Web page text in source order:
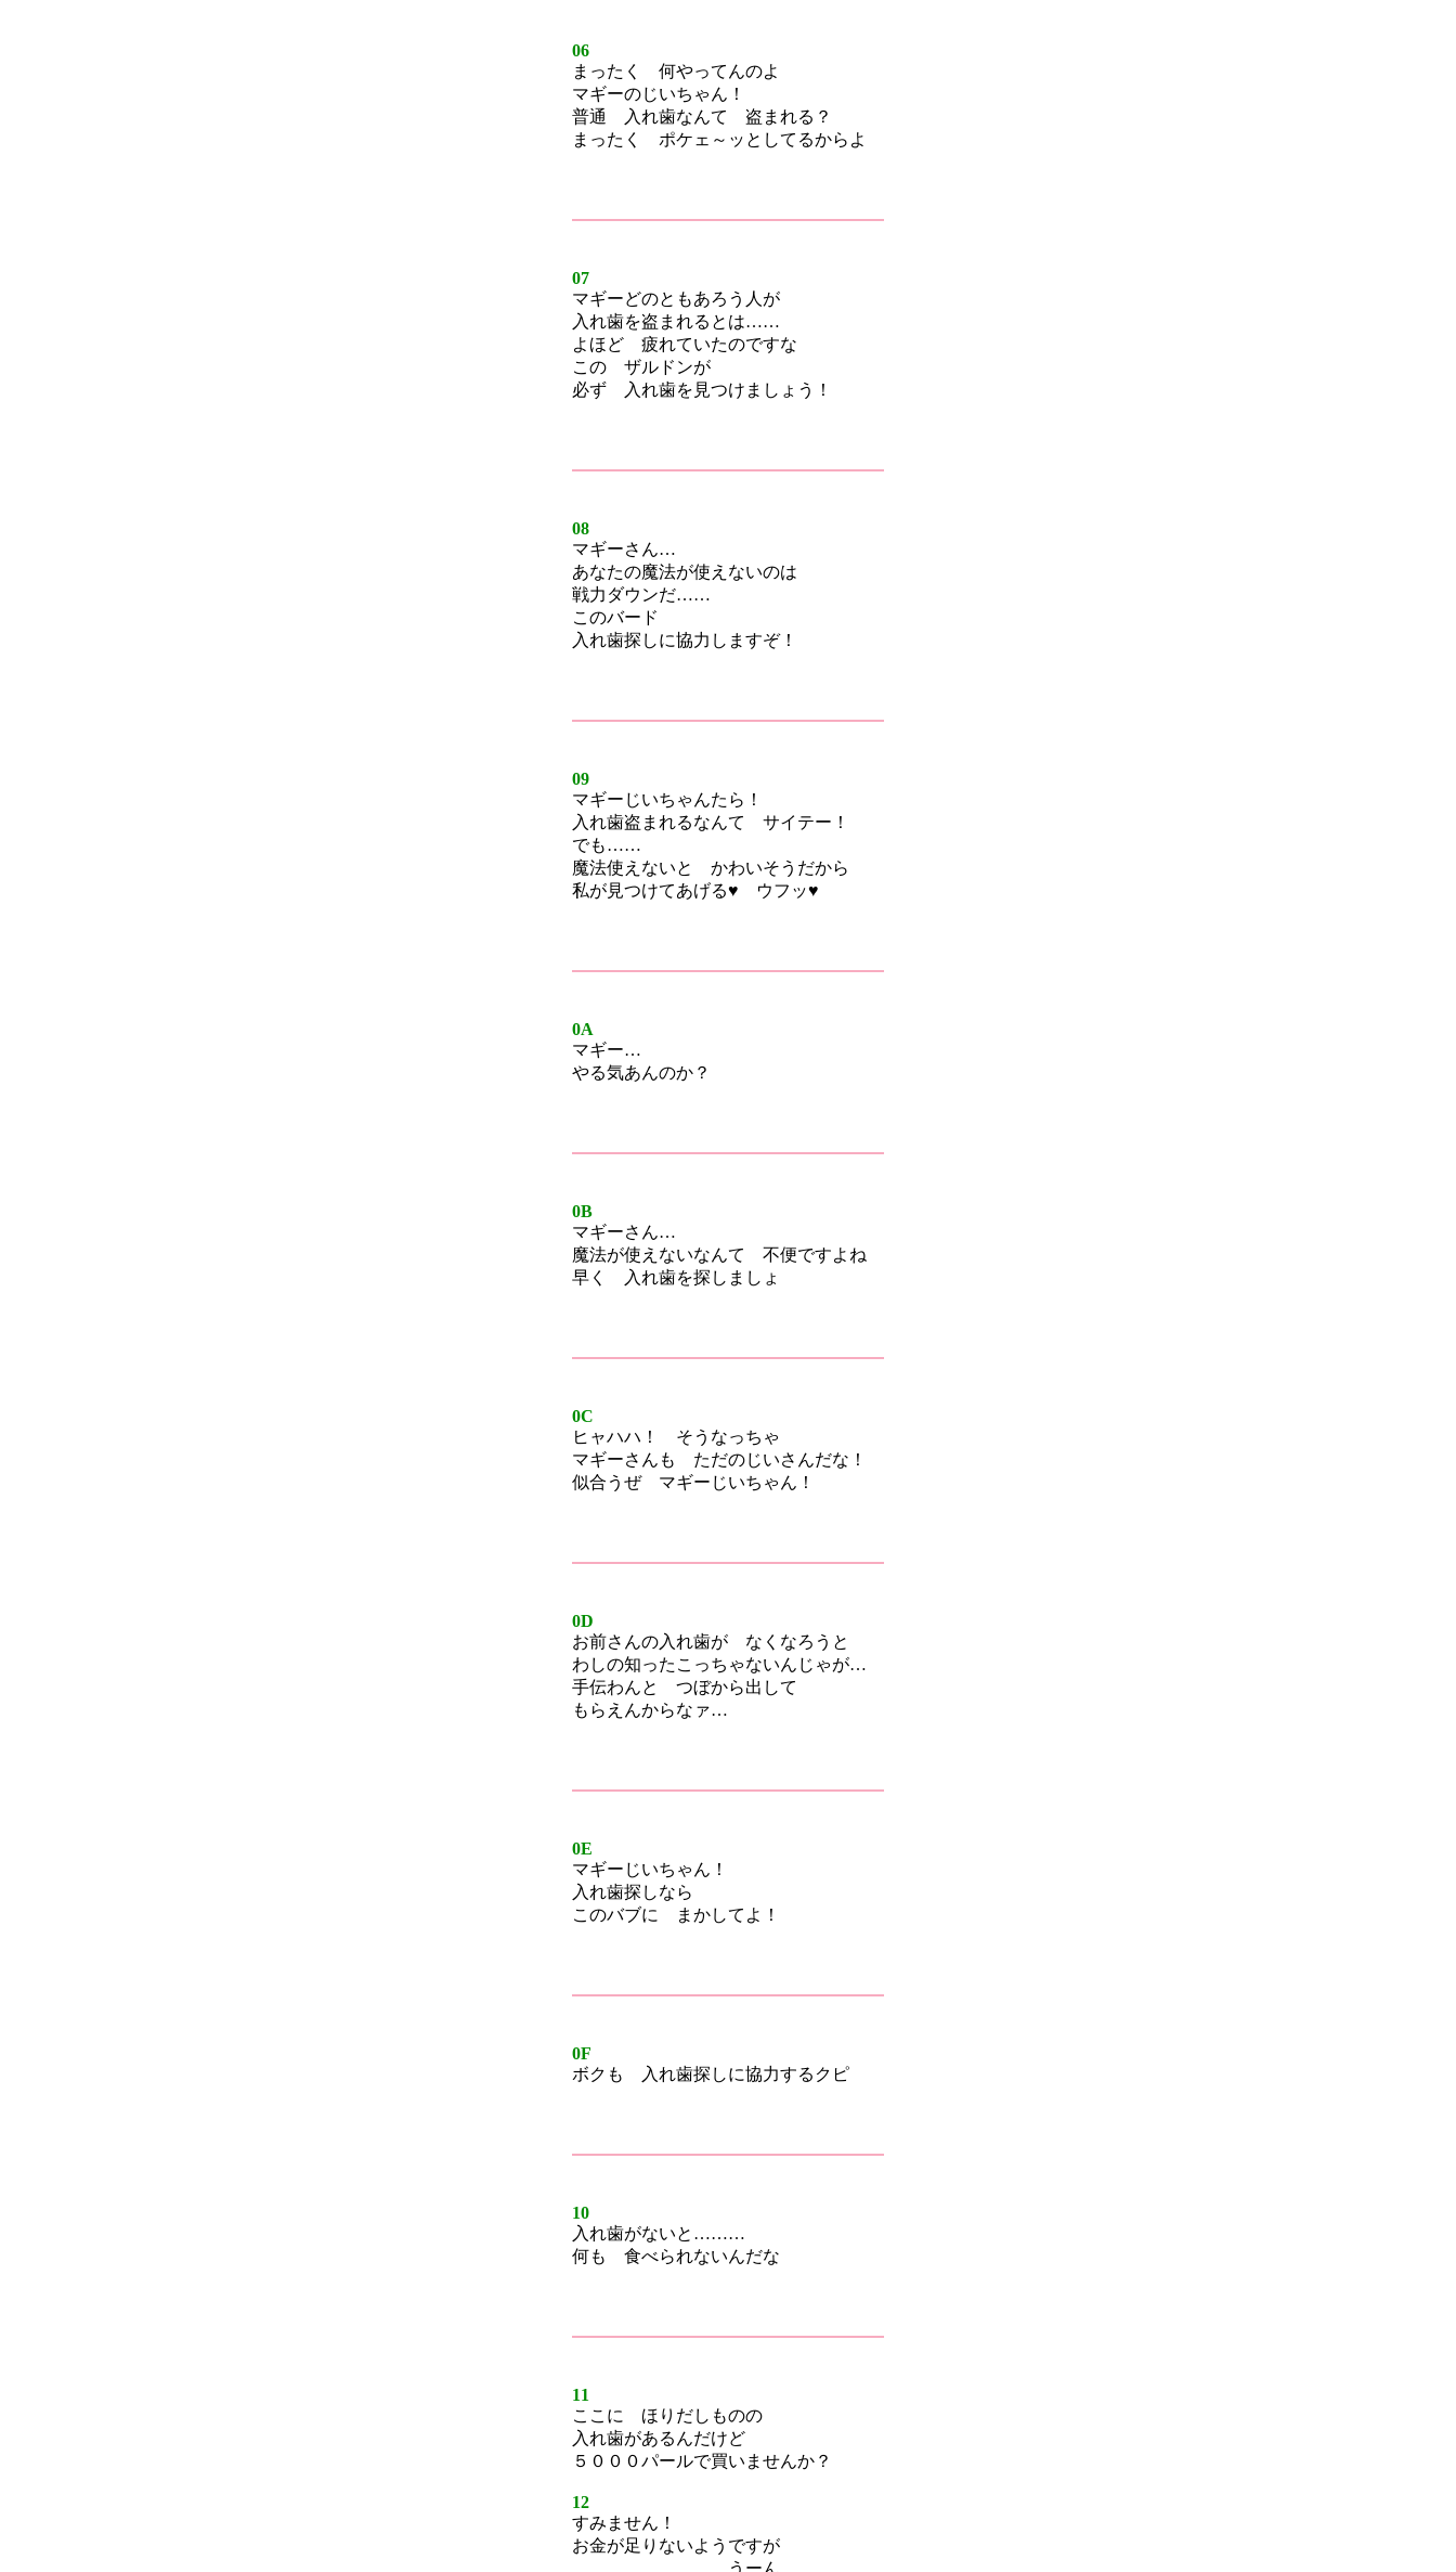
06
まったく 何やってんのよ
マギーのじいちゃん！
普通 入れ歯なんて 盗まれる？
まったく ポケェ～ッとしてるからよ
07
マギーどのともあろう人が
入れ歯を盗まれるとは……
よほど 疲れていたのですな
この ザルドンが
必ず 入れ歯を見つけましょう！
08
マギーさん…
あなたの魔法が使えないのは
戦力ダウンだ……
このバード
入れ歯探しに協力しますぞ！
09
マギーじいちゃんたら！
入れ歯盗まれるなんて サイテー！
でも……
魔法使えないと かわいそうだから
私が見つけてあげる♥ ウフッ♥
0A
マギー…
やる気あんのか？
0B
マギーさん…
魔法が使えないなんて 不便ですよね
早く 入れ歯を探しましょ
0C
ヒャハハ！ そうなっちゃ
マギーさんも ただのじいさんだな！
似合うぜ マギーじいちゃん！
0D
お前さんの入れ歯が なくなろうと
わしの知ったこっちゃないんじゃが…
手伝わんと つぼから出して
もらえんからなァ…
0E
マギーじいちゃん！
入れ歯探しなら
このバブに まかしてよ！
0F
ボクも 入れ歯探しに協力するクピ
10
入れ歯がないと………
何も 食べられないんだな
11
ここに ほりだしものの
入れ歯があるんだけど
５０００パールで買いませんか？
12
すみません！
お金が足りないようですが
…………………… うーん